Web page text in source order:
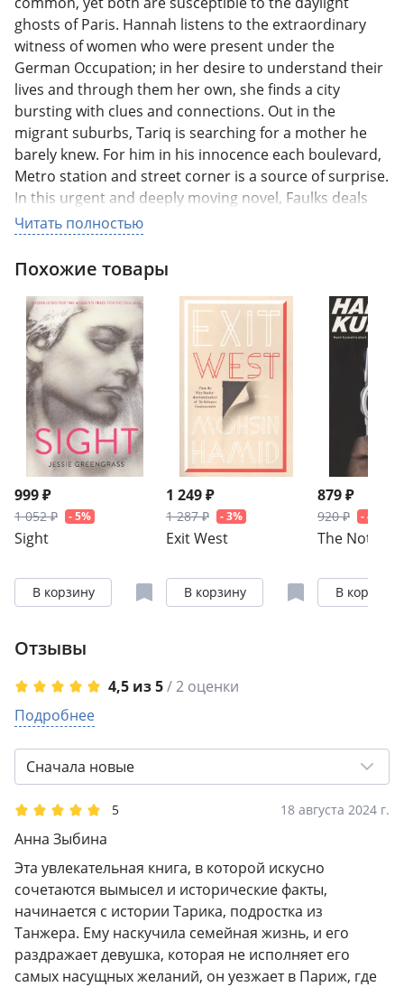
ghosts of Paris. Hannah listens to the extraordinary
witness of women who were present under the
German Occupation; in her desire to understand their
lives and through them her own, she finds a city
bursting with clues and connections. Out in the
migrant suburbs, Tariq is searching for a mother he
barely knew. For him in his innocence each boulevard,
Metro station and street corner is a source of surprise.
In this urgent and deeply moving novel, Faulks deals
with questions of empire, grievance and identity. With
great originality and a dark humour, Paris Echo asks
how much we really need to know if we are to live a
Читать полностью
Похожие товары
999 ₽
1 052 ₽ - 5%
Sight
В корзину
1 249 ₽
1 287 ₽ - 3%
Exit West
В корзину
879 ₽
920 ₽ - 4%
The Nothing
В корзину
Отзывы
4,5 из 5/ 2 оценки
5
2
0
1
Подробнее
Сначала новые
5 18 августа 2024 г.
Анна Зыбина
Эта увлекательная книга, в которой искусно
сочетаются вымысел и исторические факты,
начинается с истории Тарика, подростка из
Танжера. Ему наскучила семейная жизнь, и его
раздражает девушка, которая не исполняет его
самых насущных желаний, он уезжает в Париж, где